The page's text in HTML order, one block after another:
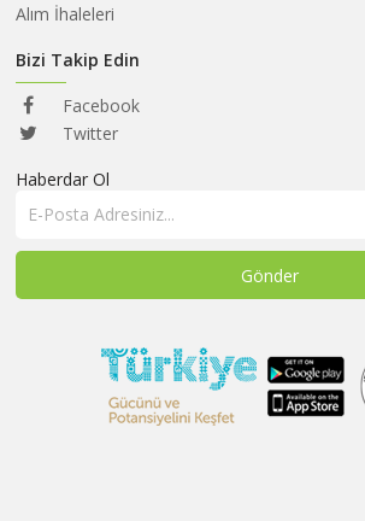
İHALELERİ
ALIM
İHALELERİ
ÜYELER
Alım İhaleleri
Bizi Takip Edin
Facebook
Twitter
Haberdar Ol